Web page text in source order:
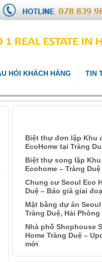
HỎI KHÁCH HÀNG TIN
Biệt thự đơn lập Khu
EcoHome tại Tràng
Biệt thự song lập
Ecohome – Tràng Duệ
Chung cư Seoul Eco
Duệ – Báo giá giai
Mặt bằng dự án
Tràng Duệ, Hải Phòng
Nhà phố Shophouse
Home Tràng Duệ –
mới